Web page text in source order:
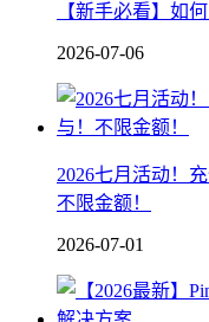
【新手必看】如
2026-07-06
2026七月活动！
不限金额！
2026-07-01